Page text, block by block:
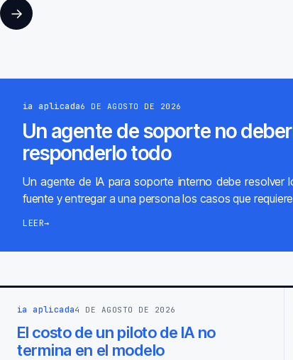
→
ia aplicada6 DE AGOSTO DE 2026
Un agente de soporte no
responderlo todo
Un agente de IA para soporte interno debe resolver
fuente y entregar a una persona los casos que
LEER→
ia aplicada4 DE AGOSTO DE 2026
El costo de un piloto de IA no
termina en el modelo